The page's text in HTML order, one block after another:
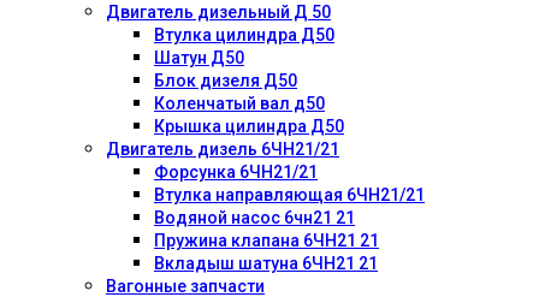
Двигатель дизельный Д 50
Втулка цилиндра Д50
Шатун Д50
Блок дизеля Д50
Коленчатый вал д50
Крышка цилиндра Д50
Двигатель дизель 6ЧН21/21
Форсунка 6ЧН21/21
Втулка направляющая 6ЧН21/21
Водяной насос 6чн21 21
Пружина клапана 6ЧН21 21
Вкладыш шатуна 6ЧН21 21
Вагонные запчасти